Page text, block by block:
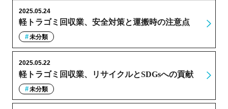
軽トラゴミ回収業、安全対策と運搬時の注意点
2025.05.24
未分類
軽トラゴミ回収業、リサイクルとSDGsへの貢献
2025.05.22
未分類